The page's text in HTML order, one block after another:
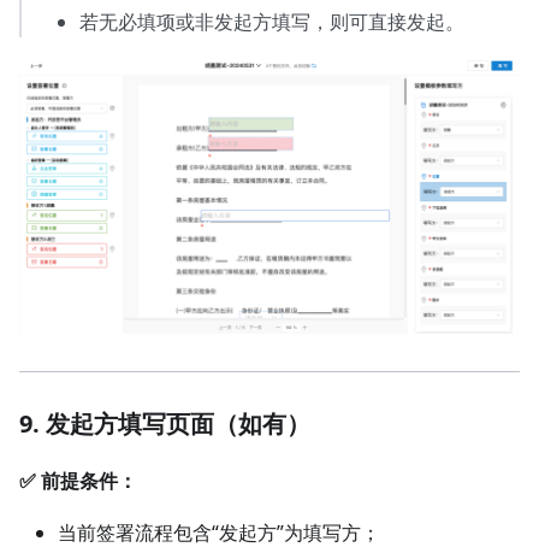
若无必填项或非发起方填写，则可直接发起。
9. 发起方填写页面（如有）
✅ 前提条件：
当前签署流程包含“发起方”为填写方；